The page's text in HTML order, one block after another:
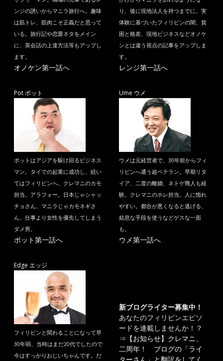
ンジの誘いからマニラ旅行へ。趣味
は筋トレ、筋肉こそ正義だと思って
いる。旅行記や恋愛ネタをメイン
に、英会話の上達方法等もアップし
ます。
オノケン第一話へ
り、後に現地法人を持つまでに。実
体験に基づいたフィリピンの闇、貧
困と格差、現地ビジネスなどオノケ
ンとは違う視点の記事をアップしま
す。
レンジ第一話へ
Pot ポット
ポットはアジアを駆け回るビジネス
マン。タイでの起業に成功し、続い
てはフィリピンへ。クレマニのカモ
担当。アラフォー。日本じゃシャッ
チョさん、マニラじゃカモネギさ
ん。仕事より女性を優先してしまう
ダメ男。
ポット第一話へ
Ume ウメ
ウメは元経営者で、30年前からフィ
リピンへ通う超ベテラン。早期リタ
イア、二度の離婚、ネトゲ廃人も経
験。クレマニのホレ担当。人に惚れ
やすい。都合が悪くなると逃げる、
姑息な手段を使うなどゲスな一面
も。
ウメ第一話へ
Edge エッジ
フィリピンと関わることになって早
30年弱、当時はまだ20代でしたので
今はすっかりおじいちゃんです。だ
新ブログライター募集中！
あなたのフィリピンエピソ
ードを連載しませんか！？
⇒ 【お知らせ】クレマニ、
二周年！ ブログの「ライ